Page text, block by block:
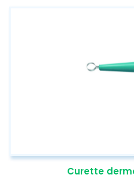
Curette